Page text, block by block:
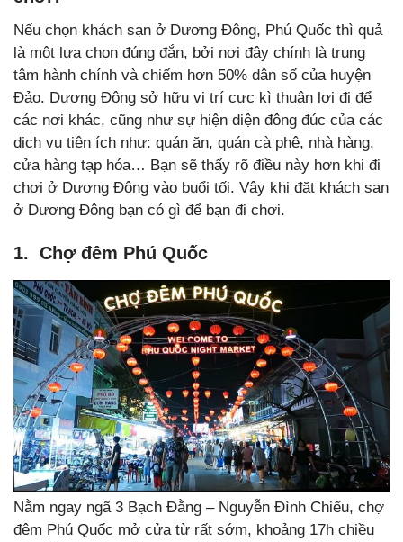
Nếu chọn khách sạn ở Dương Đông, Phú Quốc thì quả
là một lựa chọn đúng đắn, bởi nơi đây chính là trung
tâm hành chính và chiếm hơn 50% dân số của huyện
Đảo. Dương Đông sở hữu vị trí cực kì thuận lợi đi để
các nơi khác, cũng như sự hiện diện đông đúc của các
dịch vụ tiện ích như: quán ăn, quán cà phê, nhà hàng,
cửa hàng tạp hóa… Bạn sẽ thấy rõ điều này hơn khi đi
chơi ở Dương Đông vào buổi tối. Vậy khi đặt khách sạn
ở Dương Đông bạn có gì để bạn đi chơi.
1. Chợ đêm Phú Quốc
Nằm ngay ngã 3 Bạch Đằng – Nguyễn Đình Chiểu, chợ
đêm Phú Quốc mở cửa từ rất sớm, khoảng 17h chiều